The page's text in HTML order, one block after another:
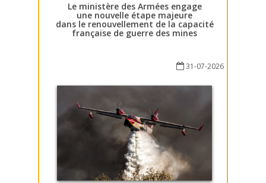
Le ministère des Armées engage
une nouvelle étape majeure
dans le renouvellement de la capacité
française de guerre des mines
31-07-2026